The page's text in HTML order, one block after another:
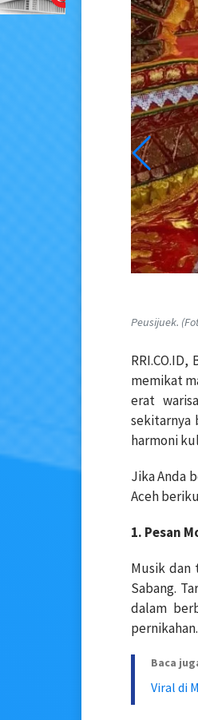
Peusijuek.
memikat
erat
sekitarnya
harmoni
Jika Anda
Aceh
1. Pesan
Musik dan
Sabang.
dalam
pernikahan.
Baca
Viral di